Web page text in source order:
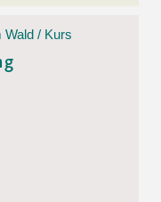
Wald / Kurs